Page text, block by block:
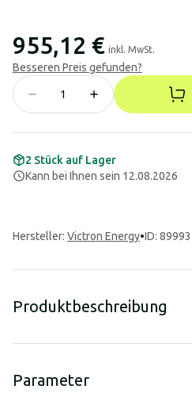
955,12 € inkl. MwSt.
Besseren Preis gefunden?
2 Stück auf Lager
Kann bei Ihnen sein 12.08.2026
Hersteller: Victron Energy•ID: 89993
Produktbeschreibung
Parameter